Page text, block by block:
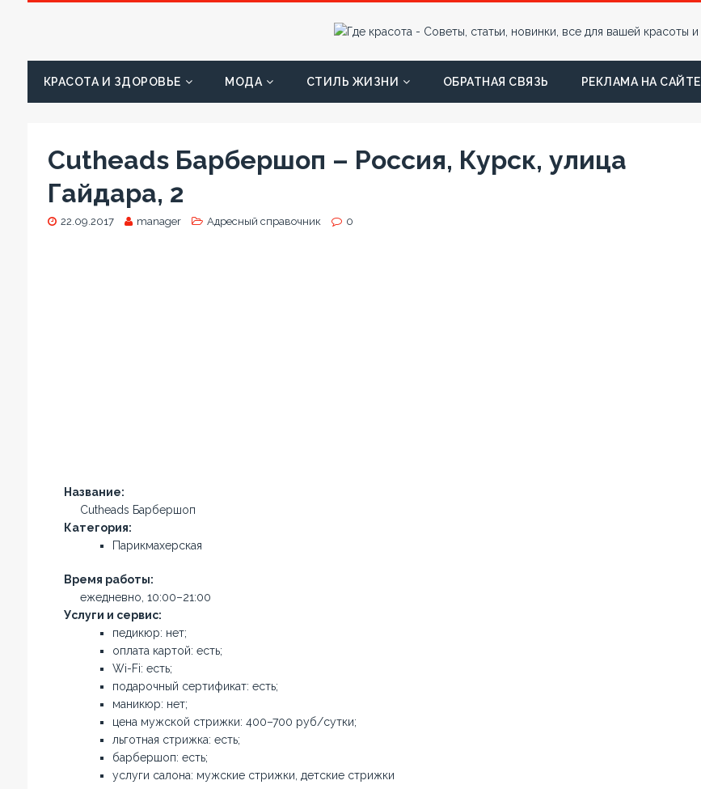
КРАСОТА И ЗДОРОВЬЕ МОДА СТИЛЬ ЖИЗНИ ОБРАТНАЯ СВЯЗЬ РЕКЛАМА НА САЙТЕ
Cutheads Барбершоп – Россия, Курск, улица
Гайдара, 2
22.09.2017 manager Адресный справочник 0
Название:
Cutheads Барбершоп
Категория:
Парикмахерская
Время работы:
ежедневно, 10:00–21:00
Услуги и сервис:
педикюр: нет;
оплата картой: есть;
Wi-Fi: есть;
подарочный сертификат: есть;
маникюр: нет;
цена мужской стрижки: 400–700 руб/сутки;
льготная стрижка: есть;
барбершоп: есть;
услуги салона: мужские стрижки, детские стрижки